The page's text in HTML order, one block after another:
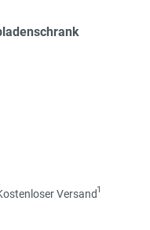
Versand1